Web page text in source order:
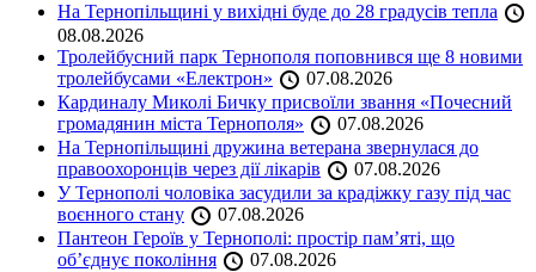
На Тернопільщині у вихідні буде до 28 градусів тепла
08.08.2026
Тролейбусний парк Тернополя поповнився ще 8 новими
тролейбусами «Електрон»
07.08.2026
Кардиналу Миколі Бичку присвоїли звання «Почесний
громадянин міста Тернополя»
07.08.2026
На Тернопільщині дружина ветерана звернулася до
правоохоронців через дії лікарів
07.08.2026
У Тернополі чоловіка засудили за крадіжку газу під час
воєнного стану
07.08.2026
Пантеон Героїв у Тернополі: простір пам’яті, що
об’єднує покоління
07.08.2026